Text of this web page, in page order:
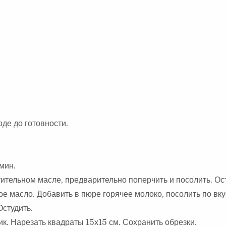
до готовности.
масле, предварительно поперчить и посолить.
масло. Добавить в пюре горячее молоко, посолить по
Нарезать квадраты 15х15 см. Сохранить обрезки.